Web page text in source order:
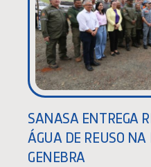
SANASA ENTREGA
ÁGUA DE REUSO
GENEBRA